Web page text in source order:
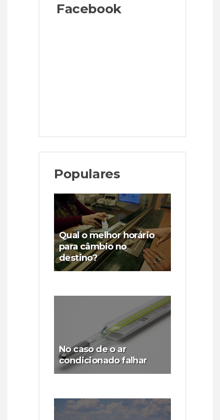
Facebook
Populares
Qual o melhor horário
para câmbio no
destino?
No caso de o ar
condicionado falhar